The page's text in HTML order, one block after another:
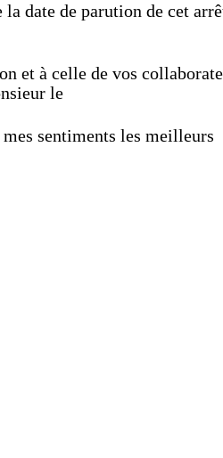
la date de parution de cet
et à celle de vos
le
mes sentiments les meilleurs